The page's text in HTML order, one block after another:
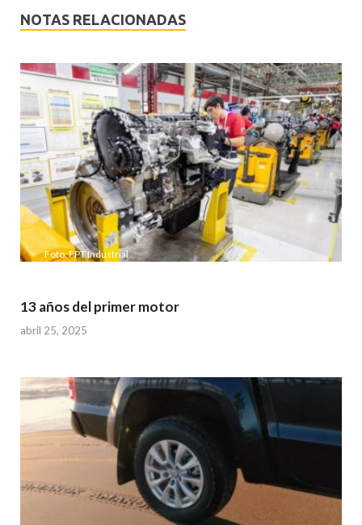
NOTAS RELACIONADAS
Foto: FPT Industrial
13 años del primer motor
abril 25, 2025